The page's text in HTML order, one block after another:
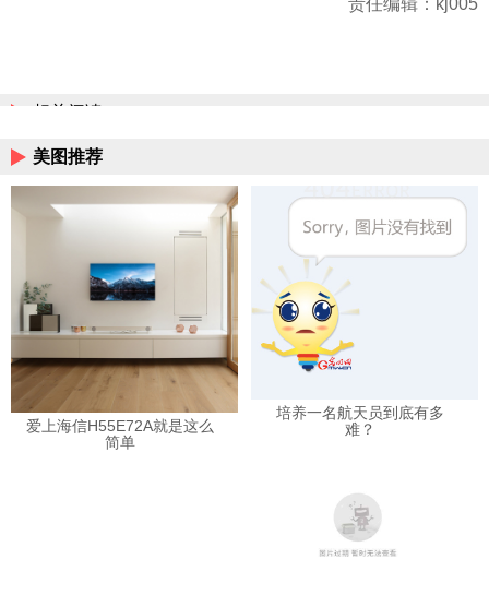
责任编辑：kj005
相关阅读
美图推荐
爱上海信H55E72A就是这么
简单
培养一名航天员到底有多
难？